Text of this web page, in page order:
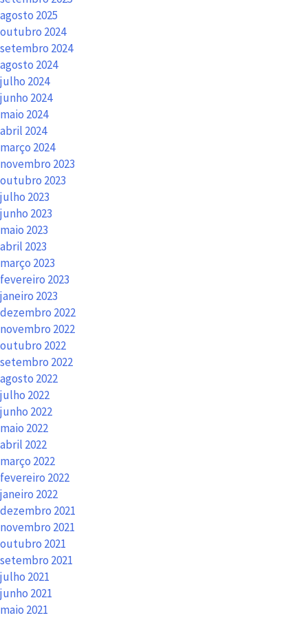
agosto 2025
outubro 2024
setembro 2024
agosto 2024
julho 2024
junho 2024
maio 2024
abril 2024
março 2024
novembro 2023
outubro 2023
julho 2023
junho 2023
maio 2023
abril 2023
março 2023
fevereiro 2023
janeiro 2023
dezembro 2022
novembro 2022
outubro 2022
setembro 2022
agosto 2022
julho 2022
junho 2022
maio 2022
abril 2022
março 2022
fevereiro 2022
janeiro 2022
dezembro 2021
novembro 2021
outubro 2021
setembro 2021
julho 2021
junho 2021
maio 2021